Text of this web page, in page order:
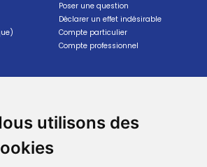
utilisons des
Poser une question
Déclarer un effet indésirable
Compte particulier
Compte professionnel